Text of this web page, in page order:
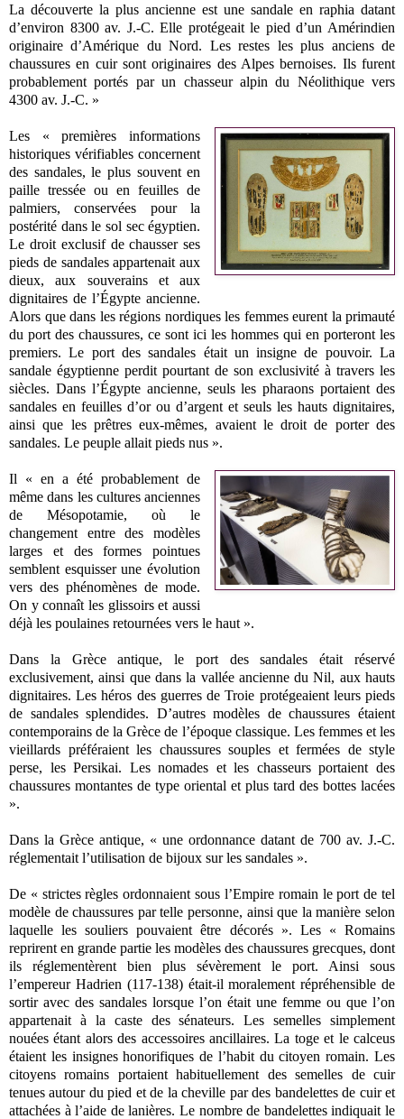
La découverte la plus ancienne est une sandale en raphia datant
d’environ 8300 av. J.-C. Elle protégeait le pied d’un Amérindien
originaire d’Amérique du Nord. Les restes les plus anciens de
chaussures en cuir sont originaires des Alpes bernoises. Ils furent
probablement portés par un chasseur alpin du Néolithique vers
4300 av. J.-C. »
Les « premières informations
historiques vérifiables concernent
des sandales, le plus souvent en
paille tressée ou en feuilles de
palmiers, conservées pour la
postérité dans le sol sec égyptien.
Le droit exclusif de chausser ses
pieds de sandales appartenait aux
dieux, aux souverains et aux
dignitaires de l’Égypte ancienne.
Alors que dans les régions nordiques les femmes eurent la primauté
du port des chaussures, ce sont ici les hommes qui en porteront les
premiers. Le port des sandales était un insigne de pouvoir. La
sandale égyptienne perdit pourtant de son exclusivité à travers les
siècles. Dans l’Égypte ancienne, seuls les pharaons portaient des
sandales en feuilles d’or ou d’argent et seuls les hauts dignitaires,
ainsi que les prêtres eux-mêmes, avaient le droit de porter des
sandales. Le peuple allait pieds nus ».
Il « en a été probablement de
même dans les cultures anciennes
de Mésopotamie, où le
changement entre des modèles
larges et des formes pointues
semblent esquisser une évolution
vers des phénomènes de mode.
On y connaît les glissoirs et aussi
déjà les poulaines retournées vers le haut ».
Dans la Grèce antique, le port des sandales était réservé
exclusivement, ainsi que dans la vallée ancienne du Nil, aux hauts
dignitaires. Les héros des guerres de Troie protégeaient leurs pieds
de sandales splendides. D’autres modèles de chaussures étaient
contemporains de la Grèce de l’époque classique. Les femmes et les
vieillards préféraient les chaussures souples et fermées de style
perse, les Persikai. Les nomades et les chasseurs portaient des
chaussures montantes de type oriental et plus tard des bottes lacées
».
Dans la Grèce antique, « une ordonnance datant de 700 av. J.-C.
réglementait l’utilisation de bijoux sur les sandales ».
De « strictes règles ordonnaient sous l’Empire romain le port de tel
modèle de chaussures par telle personne, ainsi que la manière selon
laquelle les souliers pouvaient être décorés ». Les « Romains
reprirent en grande partie les modèles des chaussures grecques, dont
ils réglementèrent bien plus sévèrement le port. Ainsi sous
l’empereur Hadrien (117-138) était-il moralement répréhensible de
sortir avec des sandales lorsque l’on était une femme ou que l’on
appartenait à la caste des sénateurs. Les semelles simplement
nouées étant alors des accessoires ancillaires. La toge et le calceus
étaient les insignes honorifiques de l’habit du citoyen romain. Les
citoyens romains portaient habituellement des semelles de cuir
tenues autour du pied et de la cheville par des bandelettes de cuir et
attachées à l’aide de lanières. Le nombre de bandelettes indiquait le